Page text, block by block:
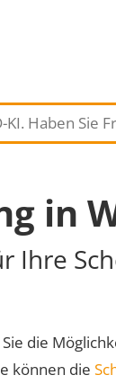
in
Ihre
die
können die